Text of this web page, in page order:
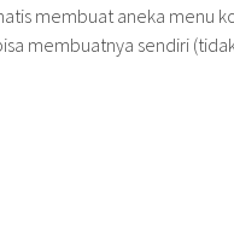
membuat aneka menu
membuatnya sendiri